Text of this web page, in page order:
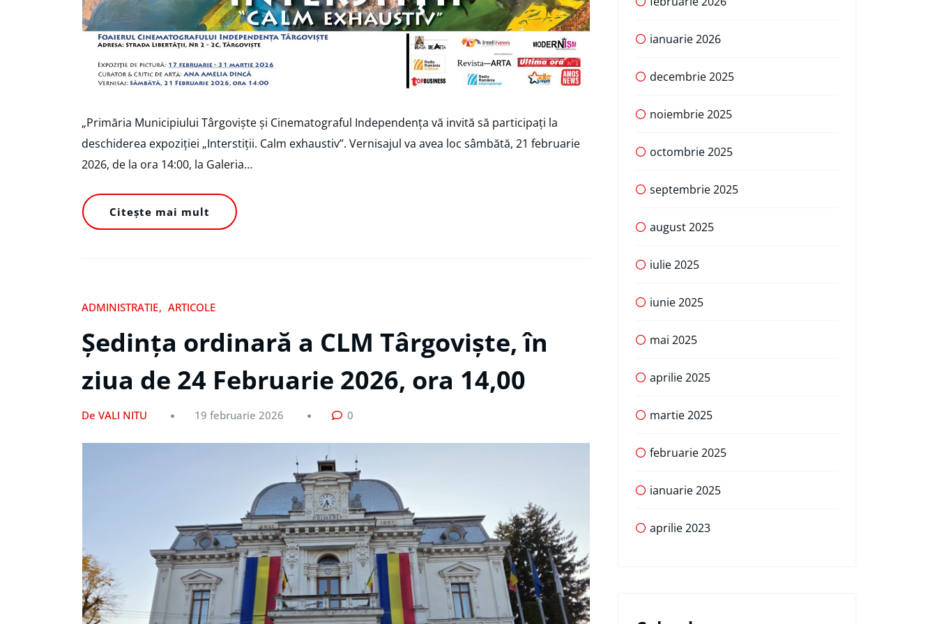
„Primăria Municipiului Târgoviște și Cinematograful Independența vă invită să participați la
deschiderea expoziției „Interstiții. Calm exhaustiv”. Vernisajul va avea loc sâmbătă, 21 februarie
2026, de la ora 14:00, la Galeria…
Citește mai mult
ADMINISTRATIE ARTICOLE
Ședința ordinară a CLM Târgoviște, în
ziua de 24 Februarie 2026, ora 14,00
De VALI NITU 19 februarie 2026 0
ianuarie 2026
decembrie 2025
noiembrie 2025
octombrie 2025
septembrie 2025
august 2025
iulie 2025
iunie 2025
mai 2025
aprilie 2025
martie 2025
februarie 2025
ianuarie 2025
aprilie 2023